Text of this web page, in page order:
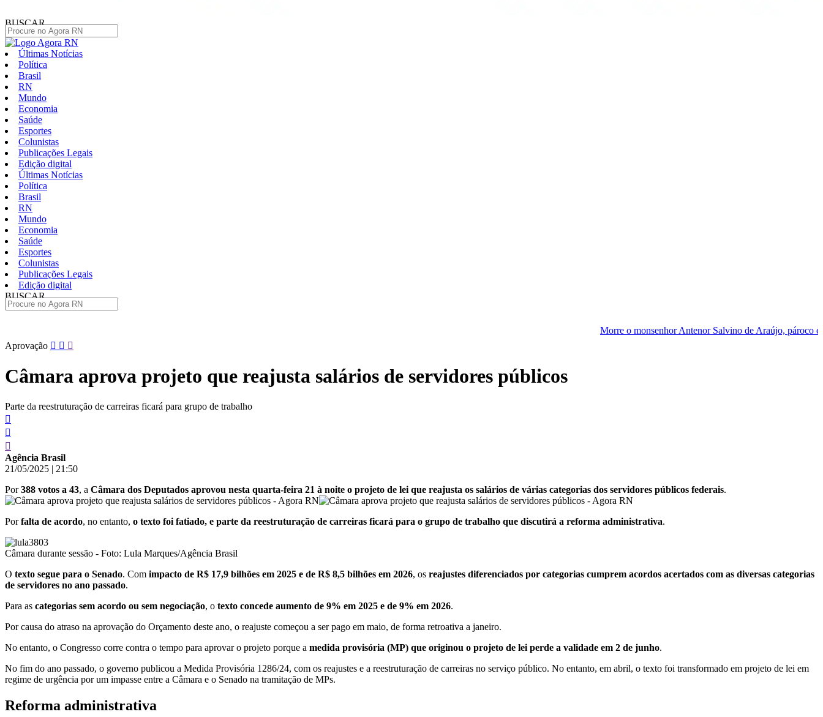
BUSCAR
Últimas Notícias
Política
Brasil
RN
Mundo
Economia
Saúde
Esportes
Colunistas
Publicações Legais
Edição digital
Últimas Notícias
Política
Brasil
RN
Mundo
Economia
Saúde
Esportes
Colunistas
Publicações Legais
Edição digital
BUSCAR
Morre o monsenhor Antenor Salvino de Araújo, pároco emérito de
Pular
para
conteúdo
Aprovação
Câmara aprova projeto que reajusta salários de servidores públicos
Parte da reestruturação de carreiras ficará para grupo de trabalho
Agência Brasil
21/05/2025 | 21:50
Por388 votos a 43, a Câmara dos Deputados aprovou nesta quarta-feira 21 à noite o projeto de lei que reajusta os salários de várias categorias dos servidores públicos federais.
Porfalta de acordo, no entanto, o texto foi fatiado, e parte da reestruturação de carreiras ficará para o grupo de trabalho que discutirá a reforma administrativa.
Câmara durante sessão - Foto: Lula Marques/Agência Brasil
O texto segue para o Senado. Com impacto de R$ 17,9 bilhões em 2025 e de R$ 8,5 bilhões em 2026, os reajustes diferenciados por categorias cumprem acordos acertados com as diversas categorias
de servidores no ano passado.
Para as categorias sem acordo ou sem negociação, o texto concede aumento de 9% em 2025 e de 9% em 2026.
Por causa do atraso na aprovação do Orçamento deste ano, o reajuste começou a ser pago em maio, de forma retroativa a janeiro.
No entanto, o Congresso corre contra o tempo para aprovar o projeto porque a medida provisória (MP) que originou o projeto de lei perde a validade em 2 de junho.
No fim do ano passado, o governo publicou a Medida Provisória 1286/24, com os reajustes e a reestruturação de carreiras no serviço público. No entanto, em abril, o texto foi transformado em projeto de lei em
regime de urgência por um impasse entre a Câmara e o Senado na tramitação de MPs.
Reforma administrativa